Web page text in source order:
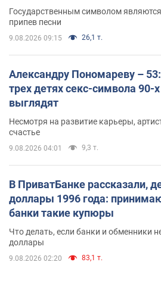
Государственным символом
припев песни
9.08.2026 09:15 26,1 т.
Александру Пономареву –
трех детях секс-символа 90-
выглядят
Несмотря на развитие карьеры,
счастье
9.08.2026 04:01 9,3 т.
В ПриватБанке рассказали,
доллары 1996 года:
банки такие купюры
Что делать, если банки и обменники
доллары
9.08.2026 02:20 83,1 т.